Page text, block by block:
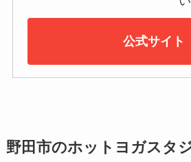
公式サイト
野田市のホットヨガスタ